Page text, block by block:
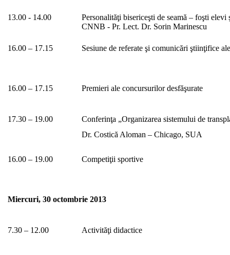
13.00 - 14.00
Personalităţi bisericeşti de seamă – foşti elevi
CNNB - Pr. Lect. Dr. Sorin Marinescu
16.00 – 17.15 Sesiune de referate şi comunicări ştiinţifice
16.00 – 17.15 Premieri ale concursurilor desfăşurate
17.30 – 19.00
Conferinţa „Organizarea sistemului de
Dr. Costică Aloman – Chicago, SUA
16.00 – 19.00 Competiţii sportive
Miercuri, 30 octombrie 2013
7.30 – 12.00 Activităţi didactice